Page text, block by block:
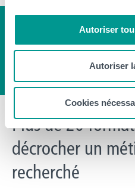
Autoriser
Autoriser
Cookies
Plus de 20
décrocher un
recherché